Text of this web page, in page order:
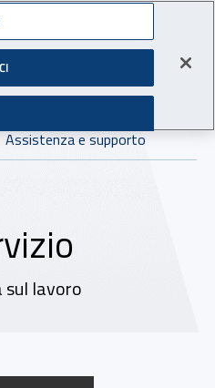
Lavoro
- Apertura in nuova finestra
- Apertura in nuova finestra
- Sito esterno - Apertura in
Linkedin - Sito esterno -
Youtube - Sito esterno -
Tiktok - SitoSpreaker -
in:tutto INAIL.it
Assistenza e supporto
sul lavoro